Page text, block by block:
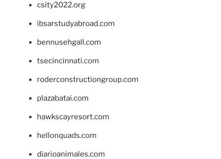
csity2022.org
ibsarstudyabroad.com
bennusehgall.com
tsecincinnati.com
roderconstructiongroup.com
plazabatai.com
hawkscayresort.com
hellonquads.com
diarioanimales.com